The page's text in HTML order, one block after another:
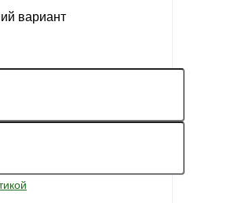
вариант